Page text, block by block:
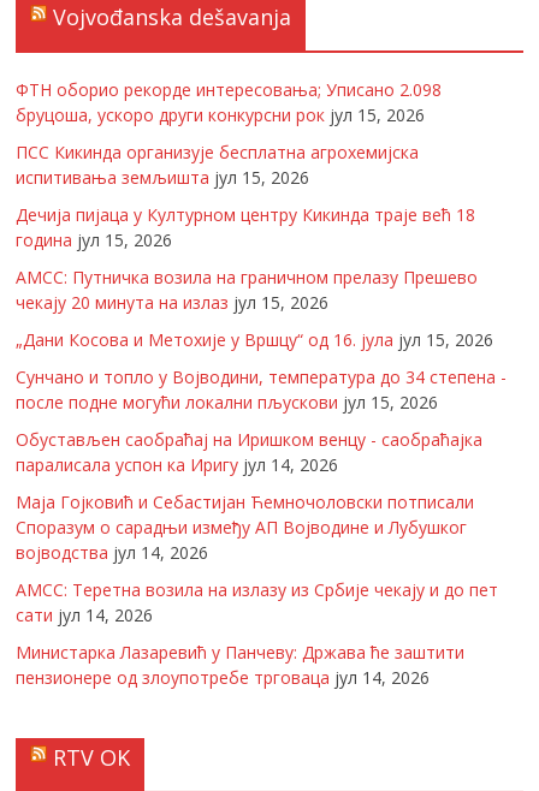
Vojvođanska dešavanja
ФТН оборио рекорде интересовања; Уписано 2.098
бруцоша, ускоро други конкурсни рок јул 15, 2026
ПСС Кикинда организује бесплатна агрохемијска
испитивања земљишта јул 15, 2026
Дечија пијаца у Културном центру Кикинда траје већ 18
година јул 15, 2026
АМСС: Путничка возила на граничном прелазу Прешево
чекају 20 минута на излаз јул 15, 2026
„Дани Косова и Метохије у Вршцу“ од 16. јула јул 15, 2026
Сунчано и топло у Војводини, температура до 34 степена -
после подне могући локални пљускови јул 15, 2026
Обустављен саобраћај на Иришком венцу - саобраћајка
паралисала успон ка Иригу јул 14, 2026
Маја Гојковић и Себастијан Ћемночоловски потписали
Споразум о сарадњи између АП Војводине и Лубушког
војводства јул 14, 2026
АМСС: Теретна возила на излазу из Србије чекају и до пет
сати јул 14, 2026
Министарка Лазаревић у Панчеву: Држава ће заштити
пензионере од злоупотребе трговаца јул 14, 2026
RTV OK